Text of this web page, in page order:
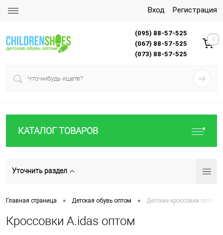
Вход Регистрация
(095) 88-57-525
(067) 88-57-525
(073) 88-57-525
0
КАТАЛОГ ТОВАРОВ
Уточнить раздел
Главная страница • Детская обувь оптом • Детские кроссовки оптом
Кроссовки A.idas оптом